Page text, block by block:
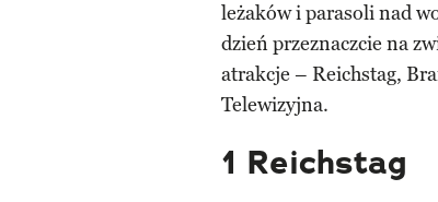
leżaków i parasoli nad
dzień przeznaczcie na
atrakcje – Reichstag,
Telewizyjna.
1 Reichstag